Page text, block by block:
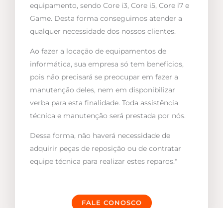
equipamento, sendo Core i3, Core i5, Core i7 e
Game. Desta forma conseguimos atender a
qualquer necessidade dos nossos clientes.
Ao fazer a locação de equipamentos de
informática, sua empresa só tem benefícios,
pois não precisará se preocupar em fazer a
manutenção deles, nem em disponibilizar
verba para esta finalidade. Toda assistência
técnica e manutenção será prestada por nós.
Dessa forma, não haverá necessidade de
adquirir peças de reposição ou de contratar
equipe técnica para realizar estes reparos.*
FALE CONOSCO